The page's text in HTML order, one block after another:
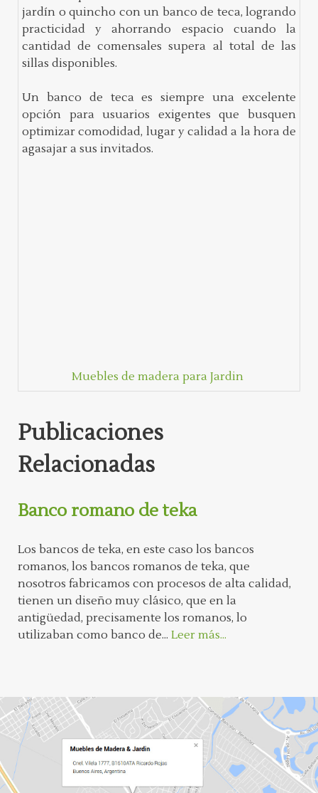
jardín o quincho con un banco de teca, logrando
practicidad y ahorrando espacio cuando la
cantidad de comensales supera al total de las
sillas disponibles.
Un banco de teca es siempre una excelente
opción para usuarios exigentes que busquen
optimizar comodidad, lugar y calidad a la hora de
agasajar a sus invitados.
Muebles de madera para Jardin
Publicaciones
Relacionadas
Banco romano de teka
Los bancos de teka, en este caso los bancos
romanos, los bancos romanos de teka, que
nosotros fabricamos con procesos de alta calidad,
tienen un diseño muy clásico, que en la
antigüedad, precisamente los romanos, lo
utilizaban como banco de... Leer más...